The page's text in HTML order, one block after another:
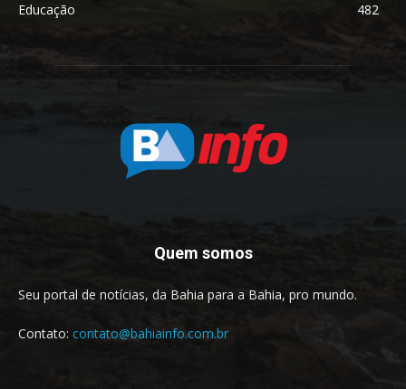
Educação
482
Quem somos
Seu portal de notícias, da Bahia para a Bahia, pro mundo.
Contato: contato@bahiainfo.com.br